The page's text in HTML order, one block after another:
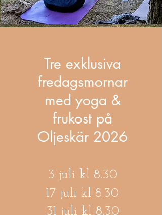
Tre exklusiva
fredagsmornar
med yoga &
frukost på
Oljeskär 2026
3 juli kl 8.30
17 juli kl 8.30
31 juli kl 8.30